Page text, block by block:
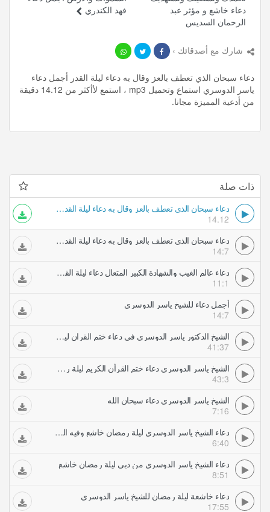
فهد الكندري
دعاء خاشع و مؤثر عبد
الرحمان السديس
شارك مع أصدقائك ›
دعاء سبحان الذي تعطف بالعز وقال به دعاء ليلة القدر أجمل دعاء
ياسر الدوسري استماع وتحميل mp3 ، استمع لأأكثر من 14.12 دقيقة
من أدعية المميزة مجانا.
ذات صلة
دعاء سبحان الذي تعطف بالعز وقال به دعاء ليلة القدر أجمل دعاء ياسر الدوسري
14.12
دعاء سبحان الذي تعطف بالعز وقال به دعاء ليلة القدر أجمل دعاء ياسر الدوسري
14:7
دعاء عالم الغيب والشهادة الكبير المتعال دعاء ليلة القدر مؤثر ياسر الدوسري
11:1
أجمل دعاء للشيخ ياسر الدوسري
14:7
الشيخ الدكتور ياسر الدوسري في دعاء ختم القران ليلة رمضان جودة عالية
41:37
الشيخ ياسر الدوسري دعاء ختم القرأن الكريم ليلة رمضان ه
43:3
الشيخ ياسر الدوسري دعاء سبحان الله
7:16
دعاء الشيخ ياسر الدوسري ليلة رمضان خاشع وفيه الدعاء على اليهود الغاصبين
6:40
دعاء الشيخ ياسر الدوسري من دبى ليلة رمضان خاشع
8:51
دعاء خاشعة ليلة رمضان للشيخ ياسر الدوسري
17:55